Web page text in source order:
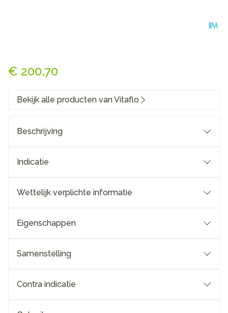
€ 200,70
Bekijk alle producten van Vitaflo
Beschrijving
Indicatie
Wettelijk verplichte informatie
Eigenschappen
Samenstelling
Contra indicatie